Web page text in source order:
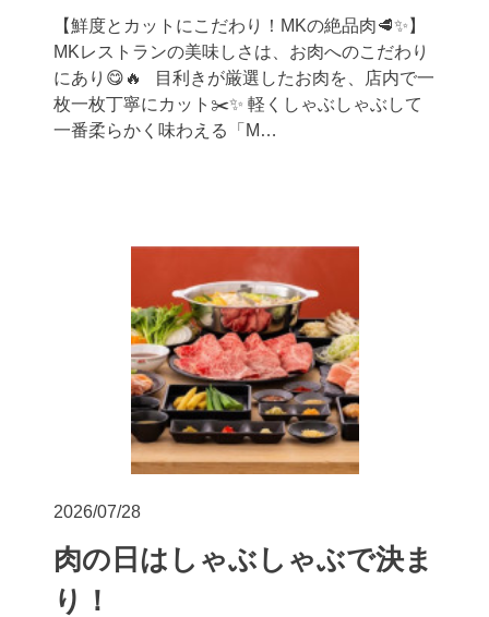
【鮮度とカットにこだわり！MKの絶品肉🥩✨】
MKレストランの美味しさは、お肉へのこだわり
にあり😋🔥 目利きが厳選したお肉を、店内で一
枚一枚丁寧にカット✂️✨ 軽くしゃぶしゃぶして
一番柔らかく味わえる「M…
2026/07/28
肉の日はしゃぶしゃぶで決ま
り！